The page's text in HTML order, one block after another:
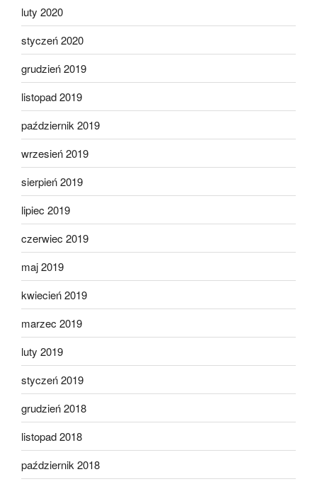
luty 2020
styczeń 2020
grudzień 2019
listopad 2019
październik 2019
wrzesień 2019
sierpień 2019
lipiec 2019
czerwiec 2019
maj 2019
kwiecień 2019
marzec 2019
luty 2019
styczeń 2019
grudzień 2018
listopad 2018
październik 2018